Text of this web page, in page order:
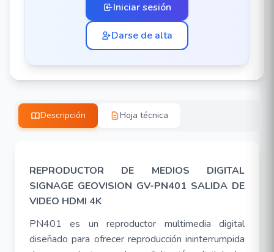
Iniciar sesión
Darse de alta
Descripción Hoja técnica
REPRODUCTOR DE MEDIOS DIGITAL
SIGNAGE GEOVISION GV-PN401 SALIDA DE
VIDEO HDMI 4K
PN401 es un reproductor multimedia digital
diseñado para ofrecer reproducción ininterrumpida